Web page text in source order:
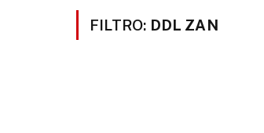
FILTRO: DDL ZAN